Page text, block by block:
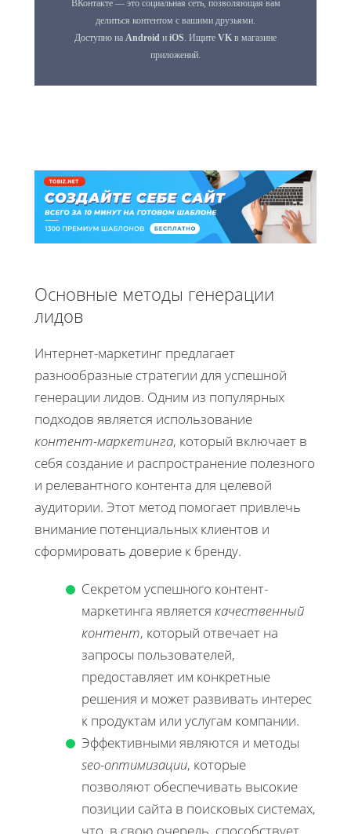
Основные методы генерации
лидов
Интернет-маркетинг предлагает
разнообразные стратегии для успешной
генерации лидов. Одним из популярных
подходов является использование
контент-маркетинга, который включает в
себя создание и распространение полезного
и релевантного контента для целевой
аудитории. Этот метод помогает привлечь
внимание потенциальных клиентов и
сформировать доверие к бренду.
Секретом успешного контент-
маркетинга является качественный
контент, который отвечает на
запросы пользователей,
предоставляет им конкретные
решения и может развивать интерес
к продуктам или услугам компании.
Эффективными являются и методы
seo-оптимизации, которые
позволяют обеспечивать высокие
позиции сайта в поисковых системах,
что, в свою очередь, способствует